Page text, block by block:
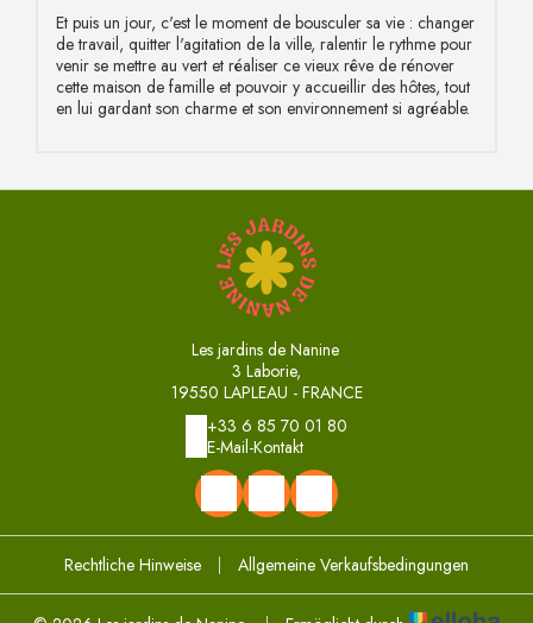
Et puis un jour, c'est le moment de bousculer sa vie : changer
de travail, quitter l'agitation de la ville, ralentir le rythme pour
venir se mettre au vert et réaliser ce vieux rêve de rénover
cette maison de famille et pouvoir y accueillir des hôtes, tout
en lui gardant son charme et son environnement si agréable.
Les jardins de Nanine
3 Laborie,
19550 LAPLEAU - FRANCE
+33 6 85 70 01 80
E-Mail-Kontakt
Rechtliche Hinweise | Allgemeine Verkaufsbedingungen